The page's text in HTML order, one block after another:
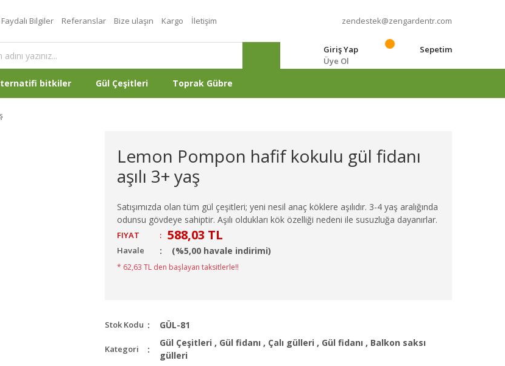
Faydalı Bilgiler Referanslar Bize ulaşın Kargo İletişim zendestek@zengardentr.com
Giriş Yap
Üye Ol
Sepetim
bitkiler Gül Çeşitleri Toprak Gübre
Lemon Pompon hafif kokulu gül fidanı
aşılı 3+ yaş
Satışımızda olan tüm gül çeşitleri; yeni nesil anaç köklere aşılıdır. 3-4 yaş aralığında
odunsu gövdeye sahiptir. Aşılı oldukları kök özelliği nedeni ile susuzluğa dayanırlar.
FIYAT : 588,03 TL
Havale (%5,00 havale indirimi)
* 62,63 TL den başlayan taksitlerle!!
Stok Kodu GÜL-81
Kategori
Gül Çeşitleri , Gül fidanı , Çalı gülleri , Gül fidanı , Balkon saksı
gülleri